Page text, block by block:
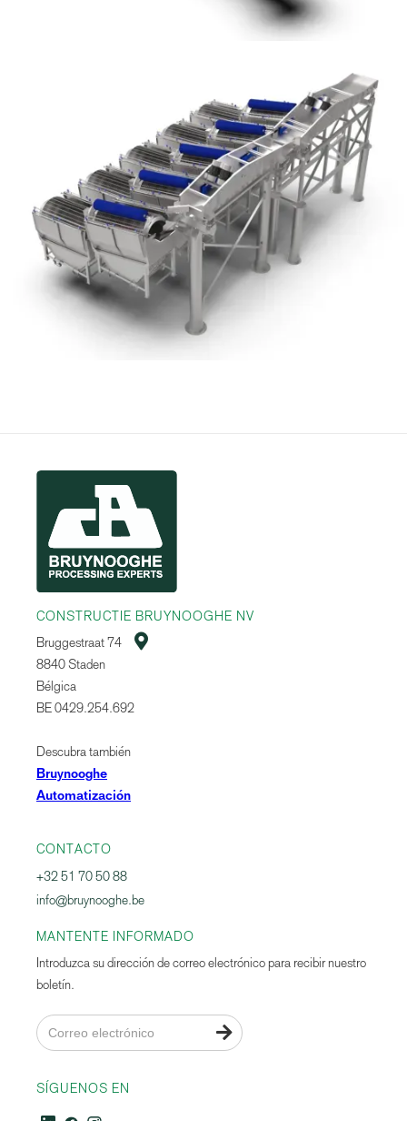
CONSTRUCTIE BRUYNOOGHE NV
Bruggestraat 74
8840 Staden
Bélgica
BE 0429.254.692
Descubra también
Bruynooghe
Automatización

CONTACTO
+32 51 70 50 88
info@bruynooghe.be
MANTENTE INFORMADO
Introduzca su dirección de correo electrónico para recibir nuestro
boletín.

SÍGUENOS EN